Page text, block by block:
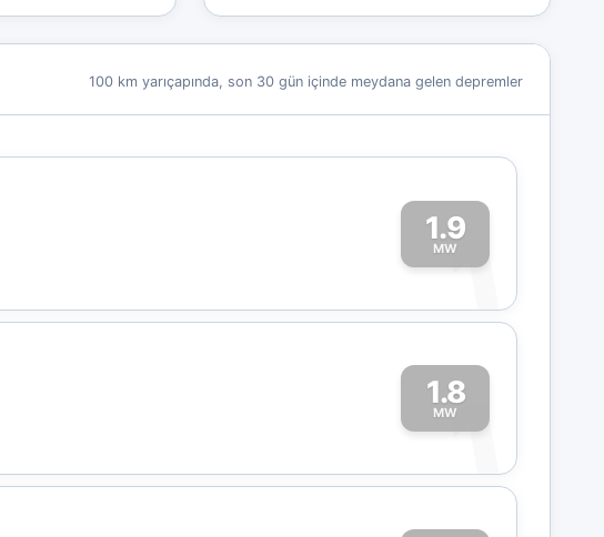
100 km yarıçapında, son 30 gün içinde meydana gelen depremler
1.9
MW
1
1.8
MW
1